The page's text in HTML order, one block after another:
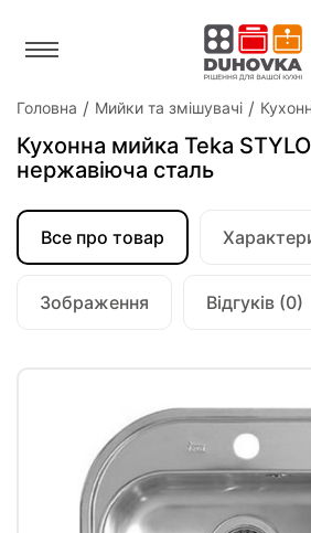
Головна Мийки та змішувачі
Кухонна мийка Teka
нержавіюча сталь
Все про товар
Зображення Відгуків (0)